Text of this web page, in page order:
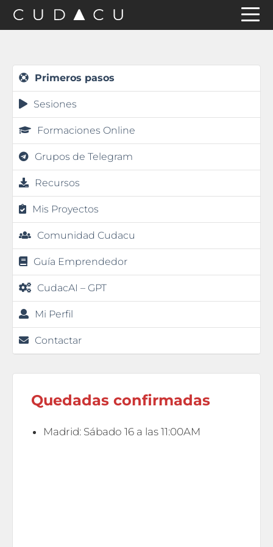
Saltar
a
navegación
principal
Saltar
al
principal
Saltar
a
barra
lateral
principal
Primeros pasos
Sesiones
Formaciones Online
Grupos de Telegram
Recursos
Mis Proyectos
Comunidad Cudacu
Guía Emprendedor
CudacAI – GPT
Mi Perfil
Contactar
Quedadas confirmadas
Madrid: Sábado 16 a las 11:00AM